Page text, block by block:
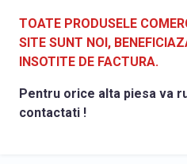
TOATE PRODUSELE
SITE SUNT NOI,
INSOTITE DE FACTURA.
Pentru orice alta piesa va
contactati !